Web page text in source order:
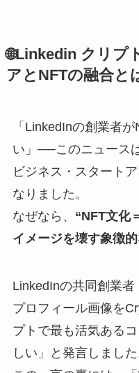
🌐Linkedin クリプ
アとNFTの融合と
「LinkedInの創業者
い」──このニュース
ビジネス・スタート
なりました。
なぜなら、 “NFT文化
イメージを壊す象徴
LinkedInの共同創業
プロフィール画像を
プトで最も活気ある
しい」と発言しました